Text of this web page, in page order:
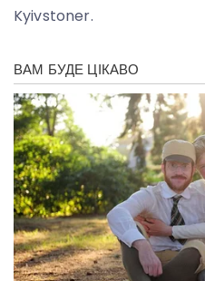
Kyivstoner.